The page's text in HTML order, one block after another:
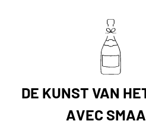
DE KUNST VAN
AVEC